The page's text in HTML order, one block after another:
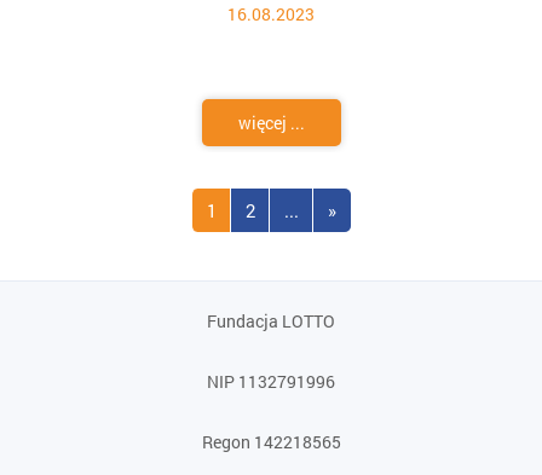
16.08.2023
więcej ...
1 2 ... »
Fundacja LOTTO
NIP 1132791996
Regon 142218565